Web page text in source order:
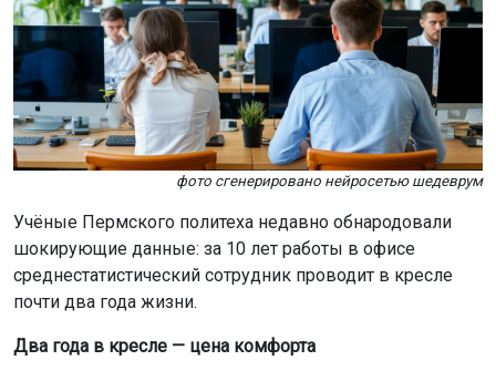
фото сгенерировано нейросетью шедеврум
Учёные Пермского политеха недавно обнародовали
шокирующие данные: за 10 лет работы в офисе
среднестатистический сотрудник проводит в кресле
почти два года жизни.
Два года в кресле — цена комфорта